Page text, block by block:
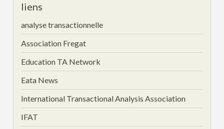
liens
analyse transactionnelle
Association Fregat
Education TA Network
Eata News
International Transactional Analysis Association
IFAT